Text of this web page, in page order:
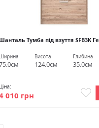
Шанталь Тумба під взуття SFB3K
Ширина Висота
124.0см
Глибина
35.0см
Ціна:
010 грн